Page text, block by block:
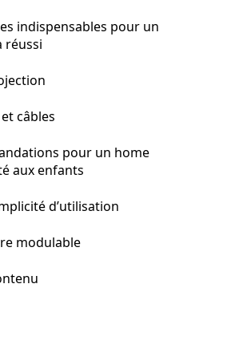
indispensables pour un
réussi
câbles
pour un home
aux enfants
d’utilisation
modulable